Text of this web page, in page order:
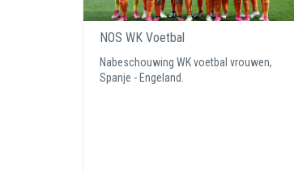
NOS WK Voetbal
Nabeschouwing WK voetbal vrouwen,
Spanje - Engeland.